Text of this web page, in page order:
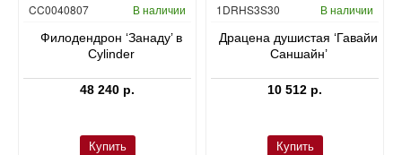
CC0040807 В наличии
Филодендрон ‘Занаду’ в
Cylinder
48 240 р.
Купить
Гидропоника
1DRHS3S30 В наличии
Драцена душистая ‘Гавайи
Саншайн’
10 512 р.
Купить